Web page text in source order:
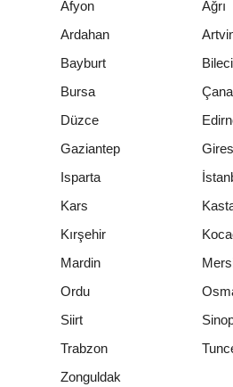
Afyon Ağrı
Ardahan
Bayburt
Bursa
Düzce
Gaziantep
Isparta
Kars
Kırşehir
Mardin
Ordu
Siirt
Trabzon
Zonguldak